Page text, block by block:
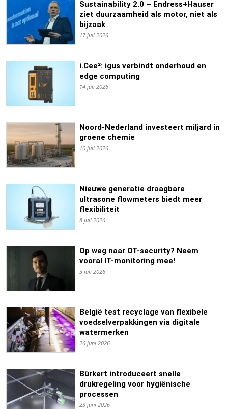
Sustainability 2.0 – Endress+Hauser
ziet duurzaamheid als motor, niet als
bijzaak
17 juli 2026
i.Cee²: igus verbindt onderhoud en
edge computing
14 juli 2026
Noord-Nederland investeert miljard in
groene chemie
10 juli 2026
Nieuwe generatie draagbare
ultrasone flowmeters biedt meer
flexibiliteit
8 juli 2026
Op weg naar OT-security? Neem
vooral IT-monitoring mee!
3 juli 2026
België test recyclage van flexibele
voedselverpakkingen via digitale
watermerken
26 juni 2026
Bürkert introduceert snelle
drukregeling voor hygiënische
processen
23 juni 2026